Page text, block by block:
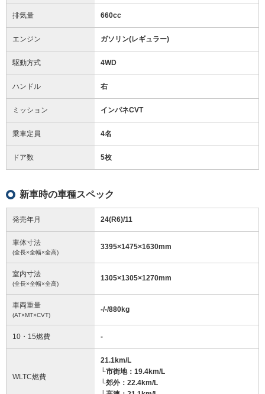
排気量 660cc
エンジン ガソリン(レギュラー)
駆動方式 4WD
ハンドル 右
ミッション インパネCVT
乗車定員 4名
ドア数 5枚
新車時の車種スペック
発売年月 24(R6)/11
車体寸法
(全長×全幅×全高)
3395×1475×1630mm
室内寸法
(全長×全幅×全高)
1305×1305×1270mm
車両重量
(AT×MT×CVT)
-/-/880kg
10・15燃費 -
WLTC燃費
21.1km/L
└市街地：19.4km/L
└郊外：22.4km/L